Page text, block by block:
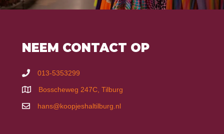
NEEM CONTACT OP
013-5353299
Bosscheweg 247C, Tilburg
hans@koopjeshaltilburg.nl